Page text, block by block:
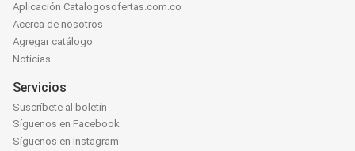
Aplicación Catalogosofertas.com.co
Acerca de nosotros
Agregar catálogo
Noticias
Servicios
Suscríbete al boletín
Síguenos en Facebook
Síguenos en Instagram